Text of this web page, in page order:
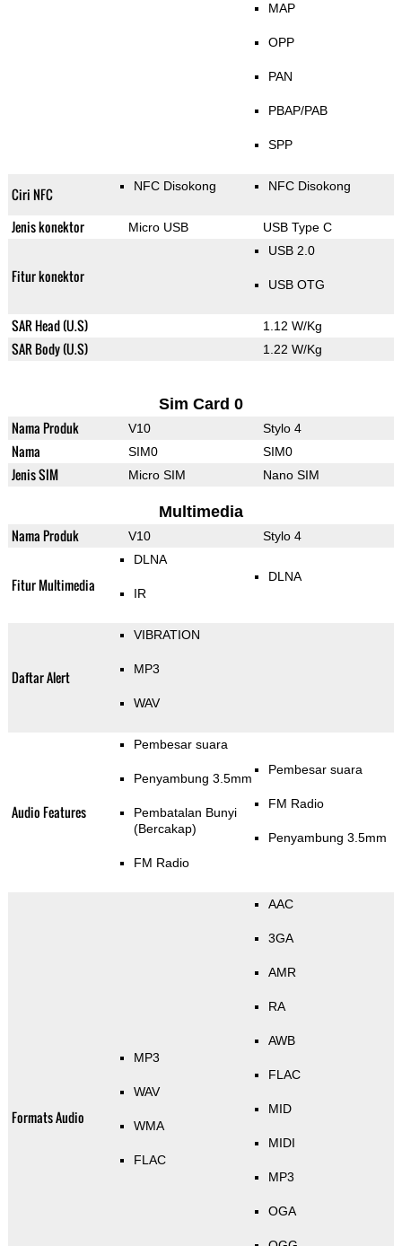
MAP
OPP
PAN
PBAP/PAB
SPP
Ciri NFC NFC Disokong NFC Disokong
Jenis konektor Micro USB USB Type C
Fitur konektor
USB 2.0
USB OTG
SAR Head (U.S) 1.12 W/Kg
SAR Body (U.S) 1.22 W/Kg
Sim Card 0
Nama Produk V10 Stylo 4
Nama SIM0 SIM0
Jenis SIM Micro SIM Nano SIM
Multimedia
Nama Produk V10 Stylo 4
Fitur Multimedia
DLNA
IR
DLNA
Daftar Alert
VIBRATION
MP3
WAV
Audio Features
Pembesar suara
Penyambung 3.5mm
Pembatalan Bunyi
(Bercakap)
FM Radio
Pembesar suara
FM Radio
Penyambung 3.5mm
Formats Audio
MP3
WAV
WMA
FLAC
AAC
3GA
AMR
RA
AWB
FLAC
MID
MIDI
MP3
OGA